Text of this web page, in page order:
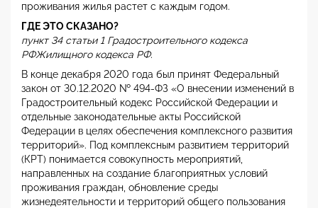
проживания жилья растет с каждым годом.
ГДЕ ЭТО СКАЗАНО?
пункт 34 статьи 1 Градостроительного кодекса
РФЖилищного кодекса РФ.
В конце декабря 2020 года был принят Федеральный
закон от 30.12.2020 № 494-ФЗ «О внесении изменений в
Градостроительный кодекс Российской Федерации и
отдельные законодательные акты Российской
Федерации в целях обеспечения комплексного развития
территорий». Под комплексным развитием территорий
(КРТ) понимается совокупность мероприятий,
направленных на создание благоприятных условий
проживания граждан, обновление среды
жизнедеятельности и территорий общего пользования